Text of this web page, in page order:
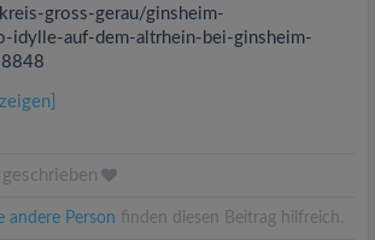
gross-gerau/ginsheim-
idylle-auf-dem-altrhein-bei-ginsheim-
andere Person finden diesen Beitrag hilfreich.